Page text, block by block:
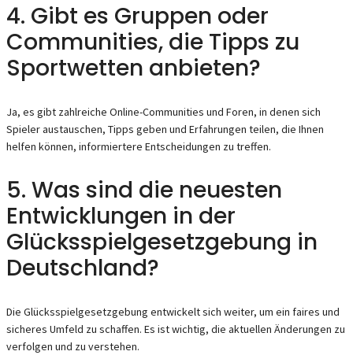
4. Gibt es Gruppen oder
Communities, die Tipps zu
Sportwetten anbieten?
Ja, es gibt zahlreiche Online-Communities und Foren, in denen sich
Spieler austauschen, Tipps geben und Erfahrungen teilen, die Ihnen
helfen können, informiertere Entscheidungen zu treffen.
5. Was sind die neuesten
Entwicklungen in der
Glücksspielgesetzgebung in
Deutschland?
Die Glücksspielgesetzgebung entwickelt sich weiter, um ein faires und
sicheres Umfeld zu schaffen. Es ist wichtig, die aktuellen Änderungen zu
verfolgen und zu verstehen.